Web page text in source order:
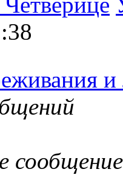
сообщение